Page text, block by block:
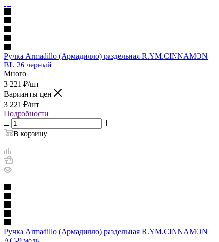
Ручка Armadillo (Армадилло) раздельная R.YM.CINNAMON
BL-26 черный
Много
3 221 ₽/шт
Варианты цен
3 221 ₽/шт
Подробности
В корзину
Ручка Armadillo (Армадилло) раздельная R.YM.CINNAMON
AC-9 медь